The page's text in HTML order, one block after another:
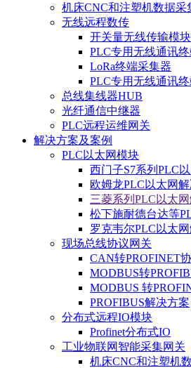
机床CNC和注塑机数据采
无线远程数传
开关量无线传输模块
PLC专用无线通讯
LoRa终端采集器
PLC专用无线通讯
总线集线器HUB
光纤通信中继器
PLC远程运维网关
解决方案及案例
PLC以太网模块
西门子S7系列PLC
欧姆龙PLC以太网
三菱系列PLC以太
松下施耐德台达等
罗克韦尔PLC以太
现场总线协议网关
CAN转PROFINET
MODBUS转
MODBUS 转
PROFIBUS解决方案
分布式远程IO模块
Profinet分布式IO
工业物联网智能采集网关
机床CNC和注塑机